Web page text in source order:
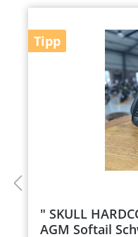
Tipp
" SKULL
AGM Softail